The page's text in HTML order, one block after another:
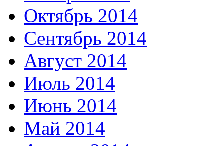
Октябрь 2014
Сентябрь 2014
Август 2014
Июль 2014
Июнь 2014
Май 2014